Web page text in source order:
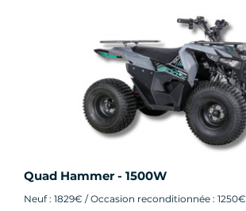
Quad Hammer - 1500W
Neuf : 1829€ / Occasion reconditionnée : 1250€